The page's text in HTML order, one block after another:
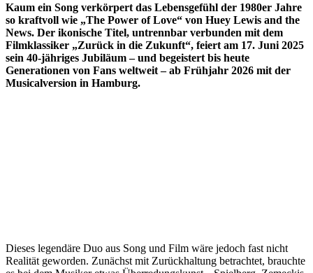
Kaum ein Song verkörpert das Lebensgefühl der 1980er Jahre
so kraftvoll wie „The Power of Love“ von Huey Lewis and the
News. Der ikonische Titel, untrennbar verbunden mit dem
Filmklassiker „Zurück in die Zukunft“, feiert am 17. Juni 2025
sein 40-jähriges Jubiläum – und begeistert bis heute
Generationen von Fans weltweit – ab Frühjahr 2026 mit der
Musicalversion in Hamburg.
Dieses legendäre Duo aus Song und Film wäre jedoch fast nicht
Realität geworden. Zunächst mit Zurückhaltung betrachtet, brauchte